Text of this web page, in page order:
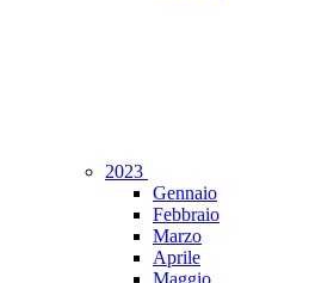
2023
Gennaio
Febbraio
Marzo
Aprile